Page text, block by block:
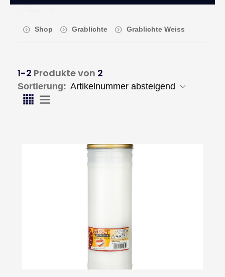
Shop Grablichte Grablichte Weiss
1-2 Produkte von 2
Sortierung: